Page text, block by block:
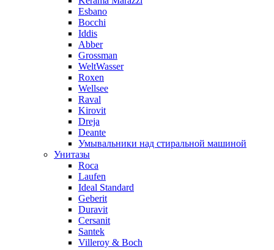
Esbano
Bocchi
Iddis
Abber
Grossman
WeltWasser
Roxen
Wellsee
Raval
Kirovit
Dreja
Deante
Умывальники над стиральной машиной
Унитазы
Roca
Laufen
Ideal Standard
Geberit
Duravit
Cersanit
Santek
Villeroy & Boch